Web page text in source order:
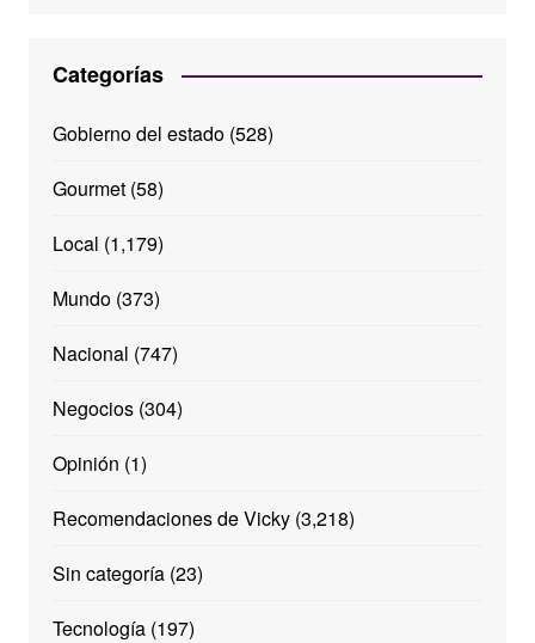
Categorías
Gobierno del estado(528)
Gourmet(58)
Local (1,179)
Mundo(373)
Nacional (747)
Negocios(304)
Opinión (1)
Recomendaciones de Vicky(3,218)
Sin categoría(23)
Tecnología(197)